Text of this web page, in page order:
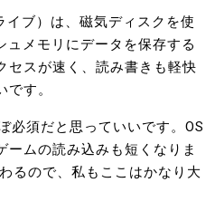
イブ）は、磁気ディスクを使
ュメモリにデータを保存する
セスが速く、読み書きも軽快
す。
必須だと思っていいです。OS
ームの読み込みも短くなりま
るので、私もここはかなり大